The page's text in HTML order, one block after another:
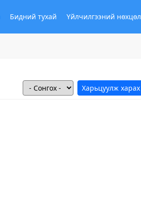
Бидний тухай Үйлчилгээний нөхцөл